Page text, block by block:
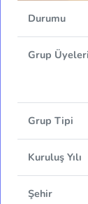
Durumu
Grup Üyeleri
Grup Tipi
Kuruluş Yılı
Şehir